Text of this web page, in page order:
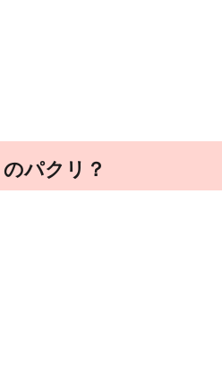
パクリ？